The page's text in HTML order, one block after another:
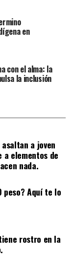
en
con el alma: la
la inclusión
a joven
elementos de
nada.
peso? Aquí te lo
rostro en la